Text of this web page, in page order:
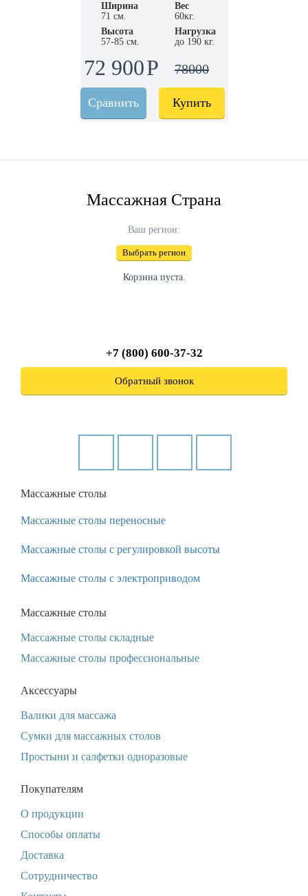
Ширина
71 см.
Вес
60кг.
Высота
57-85 см.
Нагрузка
до 190 кг.
72 900 78000
Сравнить Купить
Массажная Страна
Ваш регион:
Выбрать регион
Корзина пуста.
+7 (800) 600-37-32
Обратный звонок
Массажные столы
Массажные столы переносные
Массажные столы с регулировкой высоты
Массажные столы с электроприводом
Массажные столы
Массажные столы складные
Массажные столы профессиональные
Аксессуары
Валики для массажа
Сумки для массажных столов
Простыни и салфетки одноразовые
Покупателям
О продукции
Способы оплаты
Доставка
Сотрудничество